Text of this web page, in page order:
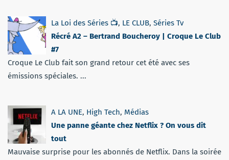
La Loi des Séries 📺, LE CLUB, Séries Tv
Récré A2 – Bertrand Boucheroy | Croque Le Club
#7
Croque Le Club fait son grand retour cet été avec ses
émissions spéciales. ...
A LA UNE, High Tech, Médias
Une panne géante chez Netflix ? On vous dit
tout
Mauvaise surprise pour les abonnés de Netflix. Dans la soirée